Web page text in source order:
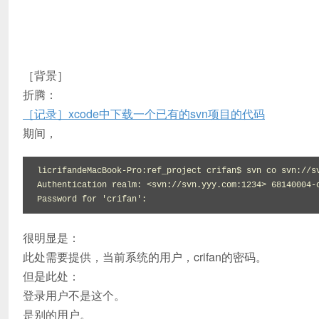
［背景］
折腾：
［记录］xcode中下载一个已有的svn项目的代码
期间，
licrifandeMacBook-Pro:ref_project crifan$ svn co svn://
Authentication realm: <svn://svn.yyy.com:1234> 68140004-
Password for 'crifan':
很明显是：
此处需要提供，当前系统的用户，crifan的密码。
但是此处：
登录用户不是这个。
是别的用户。